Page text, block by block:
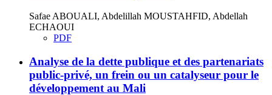
Safae ABOUALI, Abdelillah MOUSTAHFID, Abdellah
ECHAOUI
PDF
Analyse de la dette publique et des partenariats
public-privé, un frein ou un catalyseur pour le
développement au Mali